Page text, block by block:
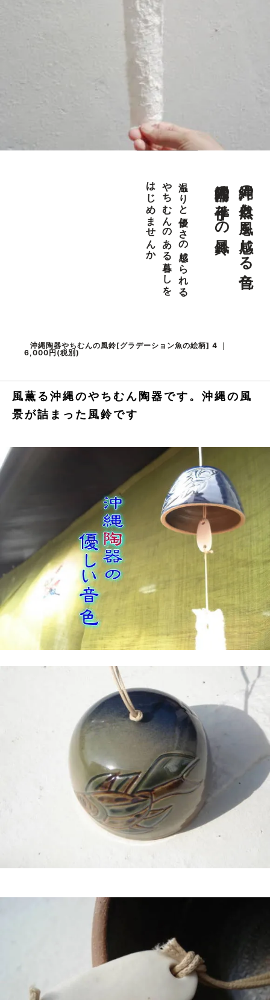
沖縄の自然と風を感じる音色
沖縄陶器の手作りの風鈴
温もりと優しさの感じられる、
やちむんのある暮らしを
はじめませんか
沖縄陶器やちむんの風鈴[グラデーション魚の絵柄] 4 ｜
6,000円(税別)
風薫る沖縄のやちむん陶器です。沖縄の風
景が詰まった風鈴です